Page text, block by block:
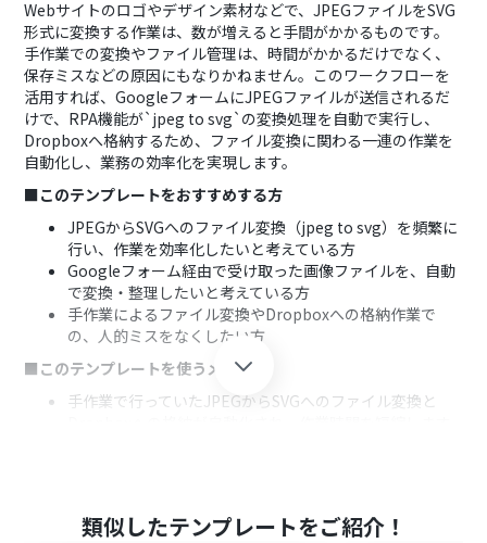
Webサイトのロゴやデザイン素材などで、JPEGファイルをSVG
形式に変換する作業は、数が増えると手間がかかるものです。
手作業での変換やファイル管理は、時間がかかるだけでなく、
保存ミスなどの原因にもなりかねません。このワークフローを
活用すれば、GoogleフォームにJPEGファイルが送信されるだ
けで、RPA機能が`jpeg to svg`の変換処理を自動で実行し、
Dropboxへ格納するため、ファイル変換に関わる一連の作業を
自動化し、業務の効率化を実現します。
■このテンプレートをおすすめする方
JPEGからSVGへのファイル変換（jpeg to svg）を頻繁に
行い、作業を効率化したいと考えている方
Googleフォーム経由で受け取った画像ファイルを、自動
で変換・整理したいと考えている方
手作業によるファイル変換やDropboxへの格納作業で
の、人的ミスをなくしたい方
■このテンプレートを使うメリット
手作業で行っていたJPEGからSVGへのファイル変換と
■フローボットの流れ
類似したテンプレートをご紹介！